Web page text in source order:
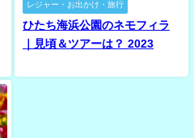
レジャー・お出かけ・旅行
ひたち海浜公園のネモフィラ
｜見頃＆ツアーは？ 2023